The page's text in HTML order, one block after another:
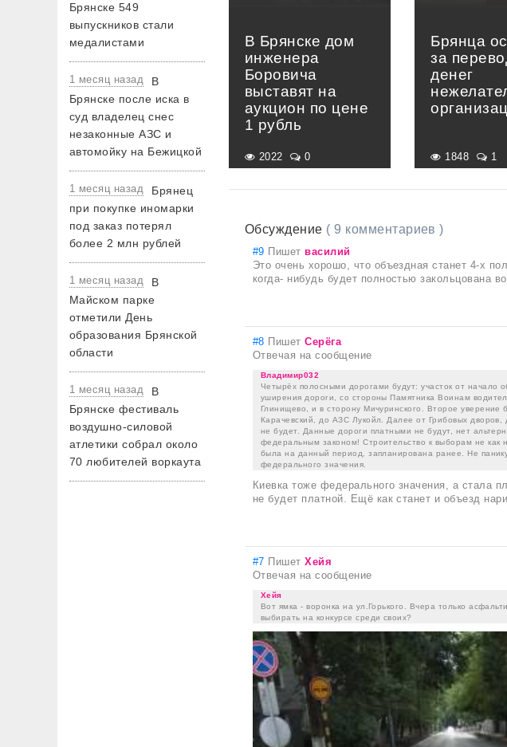
Брянске 549
выпускников стали
медалистами
1 месяц назад
В
Брянске после иска в
суд владелец снес
незаконные АЗС и
автомойку на Бежицкой
1 месяц назад
Брянец
при покупке иномарки
под заказ потерял
более 2 млн рублей
1 месяц назад
В
Майском парке
отметили День
образования Брянской
области
1 месяц назад
В
Брянске фестиваль
воздушно-силовой
атлетики собрал около
70 любителей воркаута
В Брянске дом
инженера
Боровича
выставят на
аукцион по цене
1 рубль
2022 0
Брянца
за
денег
1848 1
Обсуждение ( 9 комментариев )
#9 Пишет василий
Это очень хорошо, что объездная станет 4-х
когда- нибудь будет полностью закольцована
#8 ПишетСерёга
Отвечая на сообщение
Владимир032
Четырёх полосными дорогами будут: участок от начало
уширения дороги, со стороны Памятника Воинам
Глинищево, и в сторону Мичуринского. Второе уверение
Карачевский, до АЗС Лукойл. Далее от Грибовых
не будет. Данные дороги платными не будут, нет
федеральным законом! Строительство к выборам не как
была на данный период, запланирована ранее. Не
федерального значения.
Киевка тоже федерального значения, а стала
не будет платной. Ещё как станет и объезд
#7 ПишетХейя
Отвечая на сообщение
Хейя
Вот ямка - воронка на ул.Горького. Вчера только
выбирать на конкурсе среди своих?